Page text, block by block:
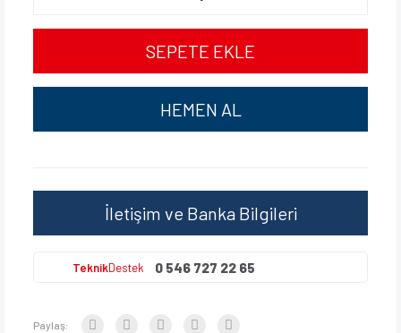
SEPETE EKLE
HEMEN AL
İletişim ve Banka Bilgileri
TeknikDestek 0 546 727 22 65
Paylaş: